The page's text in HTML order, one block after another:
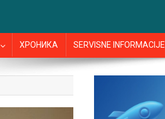
ХРОНИКА SERVISNE INFORMACIJE